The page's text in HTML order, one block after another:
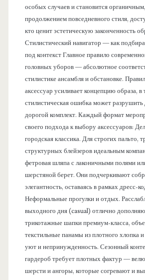
особых случаев и становится
продолжением повседневного стиля,
кто ценит эстетическую законченность
Стилистический навигатор — как
под контекст Главное правило
головных уборов — абсолютное
стилистике ансамбля и обстановке.
аксессуар усиливает концепцию образа, в
стилистическая ошибка может
дорогой комплект. Каждый формат
своего подхода к выбору аксессуаров:
городская классика. Для строгих пальто,
структурных блейзеров идеальным
фетровая шляпа с лаконичными полями
шерстяной берет. Они подчеркивают
элегантность, оставаясь в рамках дресс-
Неформальные прогулки и отдых.
выходного дня (casual) отлично
трикотажные шапки премиум-класса,
текстильные панамы из плотного хлопка
уют и непринужденность. Сезонный
гардероб требует плотных фактур —
шерсти и ангоры, которые согревают и